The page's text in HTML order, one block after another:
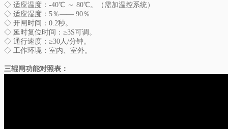
◇ 适应温度：-40℃ ～ 80℃。（需加温控系统）
◇ 适应湿度：5％—— 90％
◇ 开闸时间：0.2秒。
◇ 延时复位时间：≥3S可调。
◇ 通行速度：≥30人/分钟。
◇ 工作环境：室内、室外。
三辊闸功能对照表 ：